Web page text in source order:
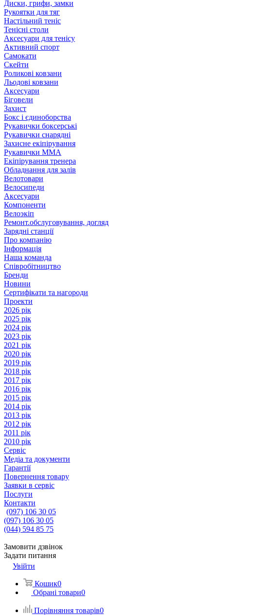
Диски, грифи, замки
Рукоятки для тяг
Настільний теніс
Тенісні столи
Аксесуари для тенісу
Активний спорт
Самокати
Скейти
Роликові ковзани
Льодові ковзани
Аксесуари
Біговели
Захист
Бокс і єдиноборства
Рукавички боксерські
Рукавички снарядні
Захисне екіпірування
Рукавички ММА
Екіпірування тренера
Обладнання для залів
Велотовари
Велосипеди
Аксесуари
Компоненти
Велоэкіп
Ремонт.обслуговування, догляд
Зарядні станції
Про компанію
Інформація
Наша команда
Співробітництво
Бренди
Новини
Сертифікати та нагороди
Проекти
2026 рік
2025 рік
2024 рік
2023 рік
2021 рік
2020 рік
2019 рік
2018 рік
2017 рік
2016 рік
2015 рік
2014 рік
2013 рік
2012 рік
2011 рік
2010 рік
Сервіс
Медіа та документи
Гарантії
Повернення товару
Заявки в сервіс
Послуги
Контакти
(097) 106 30 05
(097) 106 30 05
(044) 594 85 75
Замовити дзвінок
Задати питання
Увійти
Кошик0
Обрані товари0
Порівняння товарів0